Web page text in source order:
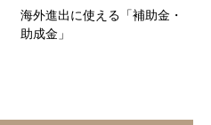
海外進出に使える「補助金・
助成金」